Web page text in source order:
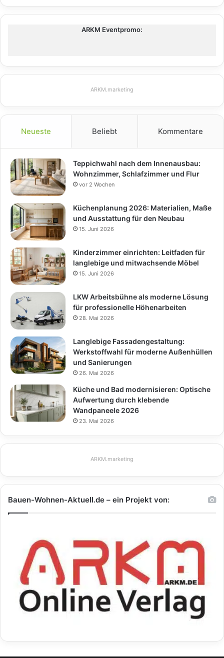
ARKM Eventpromo:
ARKM.marketing
Neueste Beliebt Kommentare
Teppichwahl nach dem Innenausbau:
Wohnzimmer, Schlafzimmer und Flur
vor 2 Wochen
Küchenplanung 2026: Materialien, Maße
und Ausstattung für den Neubau
15. Juni 2026
Kinderzimmer einrichten: Leitfaden für
langlebige und mitwachsende Möbel
15. Juni 2026
LKW Arbeitsbühne als moderne Lösung
für professionelle Höhenarbeiten
28. Mai 2026
Langlebige Fassadengestaltung:
Werkstoffwahl für moderne Außenhüllen
und Sanierungen
26. Mai 2026
Küche und Bad modernisieren: Optische
Aufwertung durch klebende
Wandpaneele 2026
23. Mai 2026
ARKM.marketing
Bauen-Wohnen-Aktuell.de – ein Projekt von: